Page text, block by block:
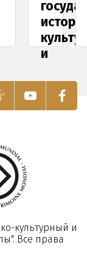
и
музея-
культурный и
Все права